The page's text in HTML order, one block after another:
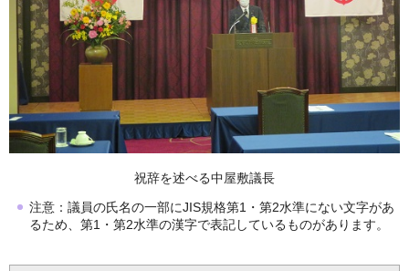
祝辞を述べる中屋敷議長
注意：議員の氏名の一部にJIS規格第1・第2水準にない文字があ
るため、第1・第2水準の漢字で表記しているものがあります。